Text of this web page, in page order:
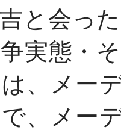
と会っ
実態・
、メー
、メー